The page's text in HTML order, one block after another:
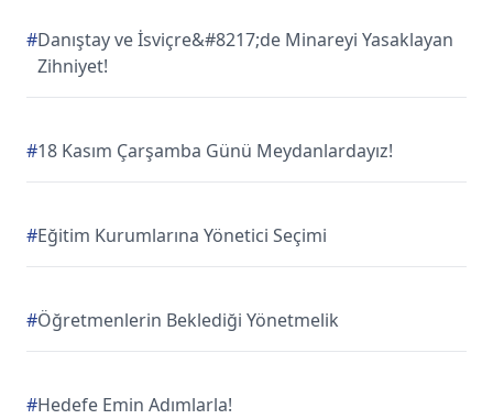
#Danıştay ve İsviçre&#8217;de Minareyi Yasaklayan
Zihniyet!
#18 Kasım Çarşamba Günü Meydanlardayız!
#Eğitim Kurumlarına Yönetici Seçimi
#Öğretmenlerin Beklediği Yönetmelik
#Hedefe Emin Adımlarla!